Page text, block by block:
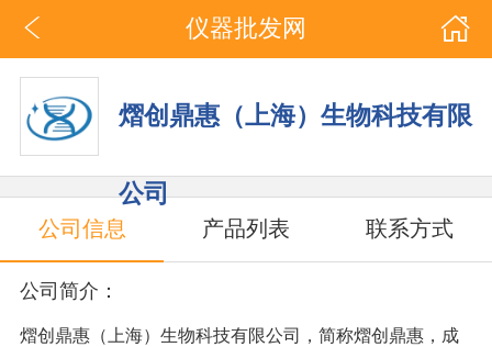
仪器批发网
熠创鼎惠（上海）生物科技有限
公司
公司信息 产品列表 联系方式
公司简介：
熠创鼎惠（上海）生物科技有限公司，简称熠创鼎惠，成